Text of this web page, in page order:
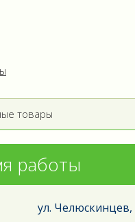
товары
работы
ул. Челюскинцев,